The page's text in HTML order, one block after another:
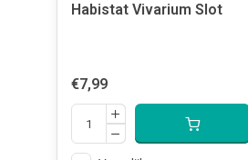
Habistat Vivarium Slot
€7,99